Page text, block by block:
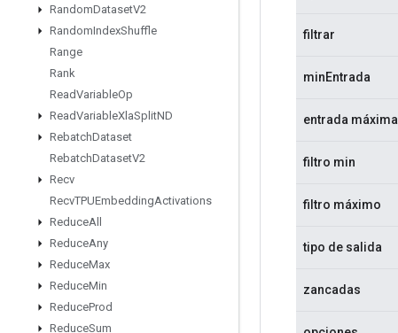
RandomDatasetV2
RandomIndexShuffle
Range
Rank
ReadVariableOp
ReadVariableXlaSplitND
RebatchDataset
RebatchDatasetV2
Recv
RecvTPUEmbeddingActivations
ReduceAll
ReduceAny
ReduceMax
ReduceMin
ReduceProd
ReduceSum
filtrar
minEntrada
entrada máxima
filtro min
filtro máximo
tipo de salida
zancadas